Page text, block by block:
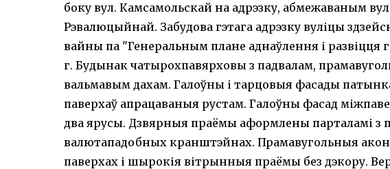
боку вул. Камсамольскай на адрэзку, абмежаваным
Рэвалюцыйнай. Забудова гэтага адрэзку вуліцы
вайны па "Генеральным плане аднаўлення і развіцця
г. Будынак чатырохпавярховы з падвалам,
вальмавым дахам. Галоўны і тарцовыя фасады
паверхаў апрацаваныя рустам. Галоўны фасад
два ярусы. Дзвярныя праёмы аформлены парталамі з
валютападобных кранштэйнах. Прамавугольныя
паверхах і шырокія вітрынныя праёмы без дэкору.